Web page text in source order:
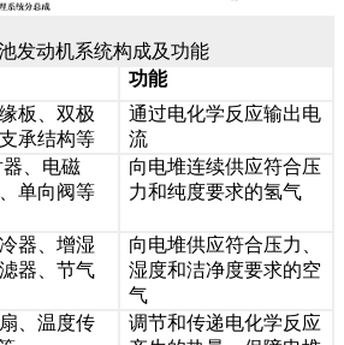
发动机系统构成及功能
功能
板、双极
承结构等
通过电化学反应输出电
流
、电磁
单向阀等
向电堆连续供应符合压
力和纯度要求的氢气
器、增湿
器、节气
向电堆供应符合压力、
湿度和洁净度要求的空
气
、温度传
调节和传递电化学反应